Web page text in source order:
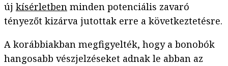
új kísérletben minden potenciális zavaró
tényezőt kizárva jutottak erre a következtetésre.
A korábbiakban megfigyelték, hogy a bonobók
hangosabb vészjelzéseket adnak le abban az